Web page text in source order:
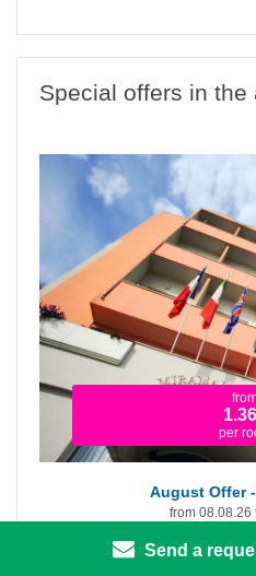
Send a
Special offers in the
per
August Offer
from 08.08.26
Hotel